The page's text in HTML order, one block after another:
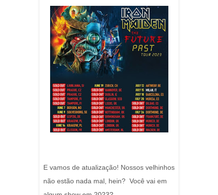
E vamos de atualização! Nossos velhinhos
não estão nada mal, hein? Você vai em